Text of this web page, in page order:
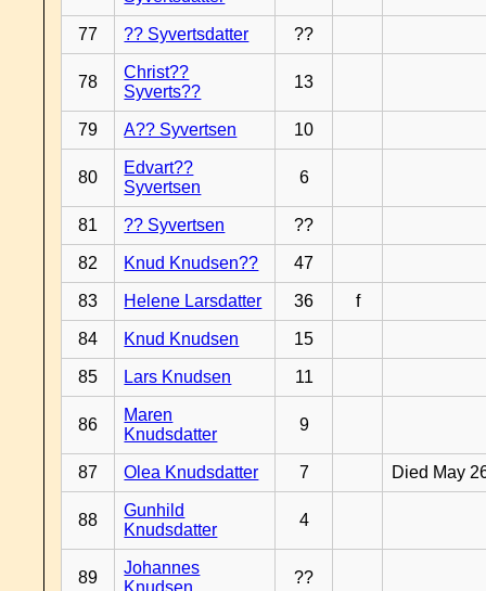
77 ?? Syvertsdatter ??
78
Christ??
Syverts??
13
79 A?? Syvertsen 10
80
Edvart??
Syvertsen
6
81 ?? Syvertsen ??
82 Knud Knudsen?? 47
83 Helene Larsdatter 36 f
84 Knud Knudsen 15
85 Lars Knudsen 11
86
Maren
Knudsdatter
9
87 Olea Knudsdatter 7 Died May
88
Gunhild
Knudsdatter
4
89
Johannes
Knudsen
??